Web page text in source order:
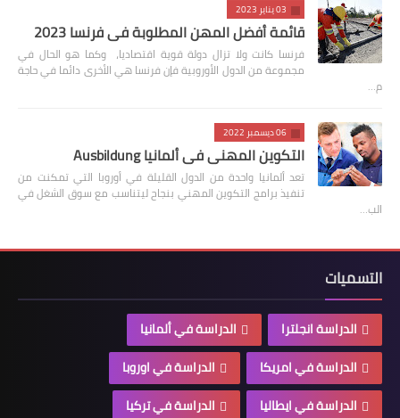
03 يناير 2023
قائمة أفضل المهن المطلوبة في فرنسا 2023
فرنسا كانت ولا تزال دولة قوية اقتصاديا، وكما هو الحال في
مجموعة من الدول الأوروبية فإن فرنسا هي الأخرى دائما في حاجة
م…
06 ديسمبر 2022
التكوين المهني في ألمانيا Ausbildung
تعد ألمانيا واحدة من الدول القليلة في أوروبا التي تمكنت من
تنفيذ برامج التكوين المهني بنجاح ليتناسب مع سوق الشغل في
الب…
التسميات
الدراسة انجلترا
الدراسة في ألمانيا
الدراسة في امريكا
الدراسة في اوروبا
الدراسة في ايطاليا
الدراسة في تركيا